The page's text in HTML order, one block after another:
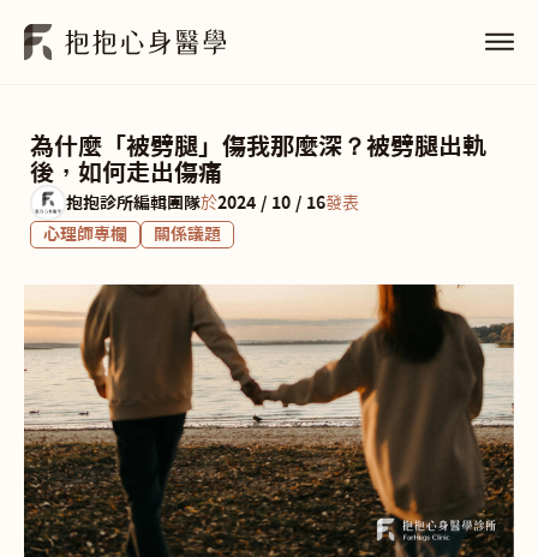
為什麼「被劈腿」傷我那麼深？被劈腿出軌
後，如何走出傷痛
抱抱診所編輯團隊於2024 / 10 / 16發表
心理師專欄
關係議題